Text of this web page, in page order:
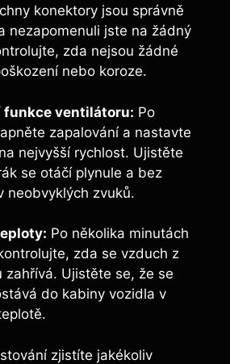
konektory jsou správně
nezapomenuli jste na žádný
zda nejsou žádné
nebo koroze.
funkce ventilátoru: Po
zapalování a nastavte
nejvyšší rychlost. Ujistěte
se otáčí plynule a bez
neobvyklých zvuků.
Po několika minutách
zda se vzduch z
zahřívá. Ujistěte se, že se
do kabiny vozidla v
zjistíte jakékoliv